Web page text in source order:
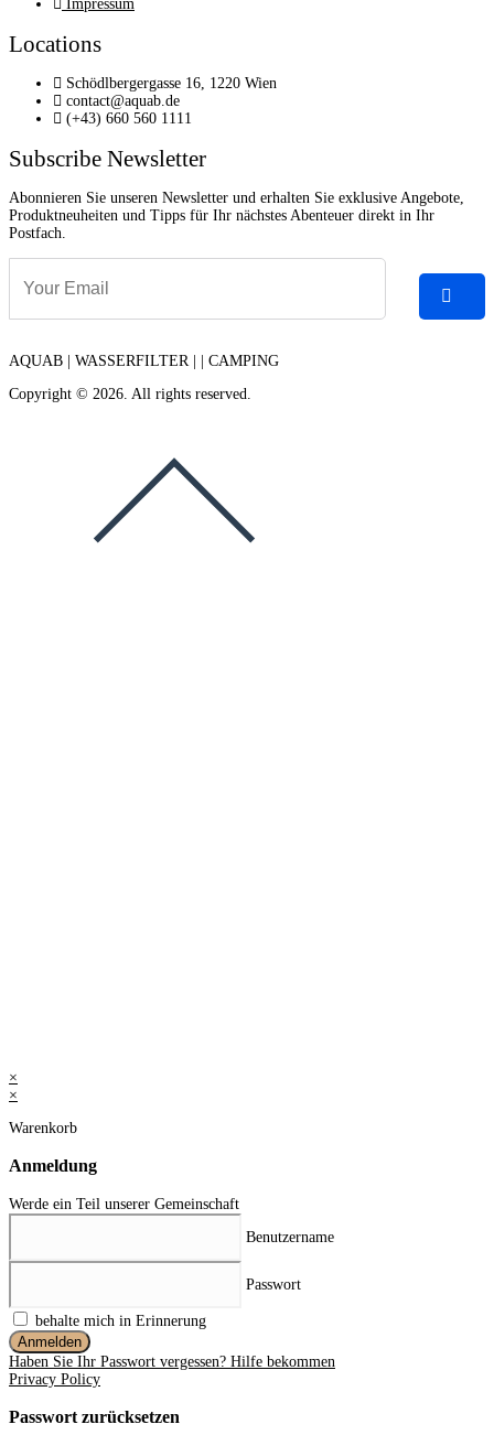
Impressum
Locations
Schödlbergergasse 16, 1220 Wien
contact@aquab.de
(+43) 660 560 1111
Subscribe Newsletter
Abonnieren Sie unseren Newsletter und erhalten Sie exklusive Angebote,
Produktneuheiten und Tipps für Ihr nächstes Abenteuer direkt in Ihr
Postfach.
AQUAB | WASSERFILTER | | CAMPING
Copyright © 2026. All rights reserved.
×
×
Warenkorb
Anmeldung
Werde ein Teil unserer Gemeinschaft
Benutzername
Passwort
behalte mich in Erinnerung
Anmelden
Haben Sie Ihr Passwort vergessen? Hilfe bekommen
Privacy Policy
Passwort zurücksetzen